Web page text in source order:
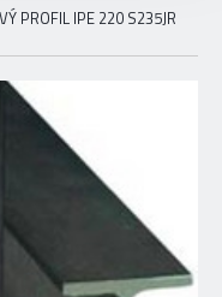
PROFIL IPE 220 S235JR